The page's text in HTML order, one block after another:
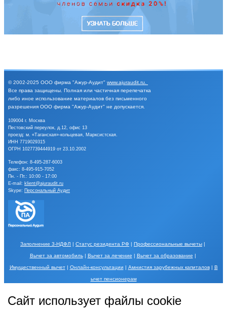
© 2002-2025 ООО фирма "Ажур-Аудит" www.ajuraudit.ru
Все права защищены. Полная или частичная перепечатка
либо иное использование материалов без письменного
разрешения ООО фирма "Ажур-Аудит" не допускается.
109004 г. Москва
Пестовский переулок, д.12, офис 13
проезд: м. «Таганская»-кольцевая, Марксистская.
ИНН 7719029315
ОГРН 1027739444919 от 23.10.2002
Телефон: 8-495-287-6003
факс: 8-495-915-7052
Пн. - Пт.: 10:00 - 17:00
E-mail: klient@ajuraudit.ru
Skype: Персональный Аудит
Заполнение 3-НДФЛ | Статус резидента РФ | Профессиональные вычеты |
Вычет за автомобиль| Вычет за лечение | Вычет за образование |
Имущественный вычет| Онлайн-консультации | Амнистия зарубежных капиталов| В
ычет пенсионерам
Порядок обработки Ваших персональных данных и меры по их защите описаны в
разделе
Обработка персональных данных Использование Сайта, в том числе
Сайт использует файлы cookie